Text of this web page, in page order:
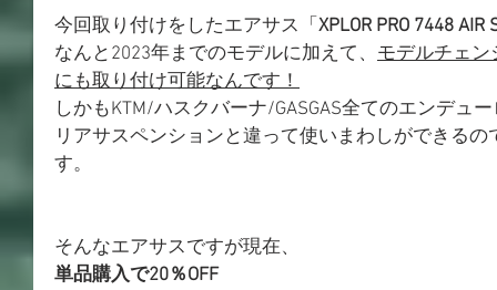
今回取り付けをしたエアサス「 XPLOR PRO 7448 AIR
なんと2023年までのモデルに加えて、 モデルチェン
にも取り付け可能なんです！
しかもKTM/ハスクバーナ/GASGAS全てのエンデュ
リアサスペンションと違って使いまわしができる
す。
そんなエアサスですが現在、
単品購入で20％OFF